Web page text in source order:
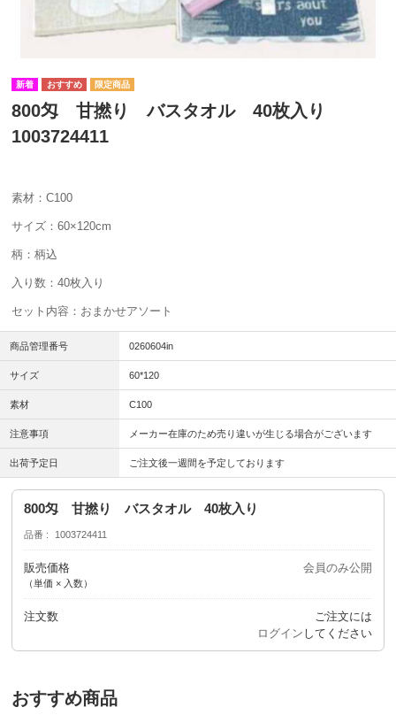
800匁 甘撚り バスタオル 40枚入り
1003724411
素材：C100
サイズ：60×120cm
柄：柄込
入り数：40枚入り
セット内容：おまかせアソート
商品管理番号 0260604in
サイズ 60*120
素材 C100
注意事項 メーカー在庫のため売り違いが生じる場合がございます
出荷予定日 ご注文後一週間を予定しております
800匁 甘撚り バスタオル 40枚入り
品番 1003724411
販売価格
（単価 × 入数）
会員のみ公開
注文数
ご注文には
ログイン してください
おすすめ商品